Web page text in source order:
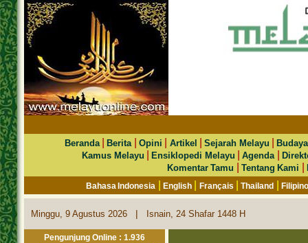
Beranda|Berita Opini Artikel |Sejarah Melayu |
Kamus Melayu
|Ensiklopedi Melayu |Agenda |
Komentar Tamu
|Tentang Kami |
Bahasa Indonesia |English Français |Thailand |
Minggu, 9 Agustus 2026 | Isnain, 24 Shafar 1448 H
Pengunjung Online : 1.936